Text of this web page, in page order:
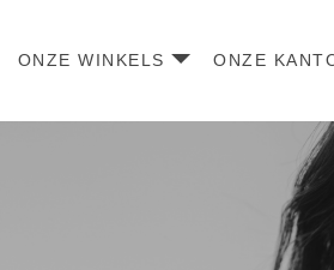
ONZE WINKELS ONZE